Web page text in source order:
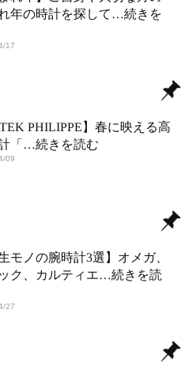
年の時計を探して…続きを
17
PHILIPPE】春に映える高
「 …続きを読む
09
生モノの腕時計3選】オメガ、
ク、カルティエ…続きを読
27